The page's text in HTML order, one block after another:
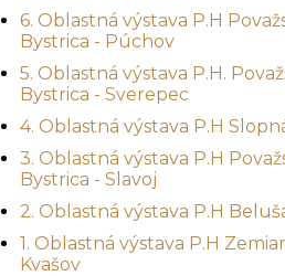
6. Oblastná výstava P.H
Bystrica - Púchov
5. Oblastná výstava P.H.
Bystrica - Sverepec
4. Oblastná výstava P.H
3. Oblastná výstava P.H
Bystrica - Slavoj
2. Oblastná výstava P.H
1. Oblastná výstava P.H
Kvašov